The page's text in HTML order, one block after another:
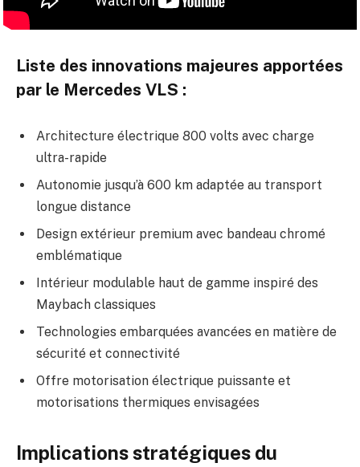
Liste des innovations majeures apportées
par le Mercedes VLS :
Architecture électrique 800 volts avec charge
ultra-rapide
Autonomie jusqu’à 600 km adaptée au transport
longue distance
Design extérieur premium avec bandeau chromé
emblématique
Intérieur modulable haut de gamme inspiré des
Maybach classiques
Technologies embarquées avancées en matière de
sécurité et connectivité
Offre motorisation électrique puissante et
motorisations thermiques envisagées
Implications stratégiques du